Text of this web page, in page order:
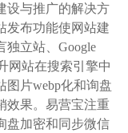
设与推广的解决方
发布功能使网站建
独立站、Google
网站在搜索引擎中
图片webp化和询盘
效果。易营宝注重
盘加密和同步微信